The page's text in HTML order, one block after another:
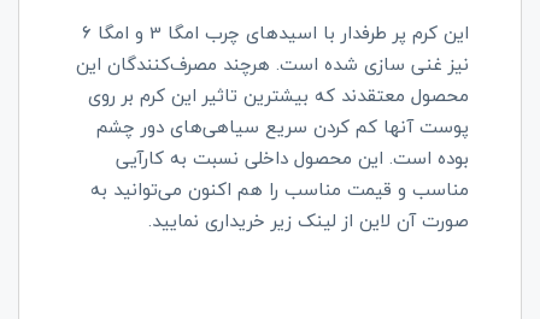
این کرم پر طرفدار با اسیدهای چرب امگا 3 و امگا 6
نیز غنی سازی شده است. هرچند مصرف‌کنندگان این
محصول معتقدند که بیشترین تاثیر این کرم بر روی
پوست آنها کم کردن سریع سیاهی‌های دور چشم
بوده است. این محصول داخلی نسبت به کارآیی
مناسب و قیمت مناسب را هم اکنون می‌توانید به
صورت آن لاین از لینک زیر خریداری نمایید.